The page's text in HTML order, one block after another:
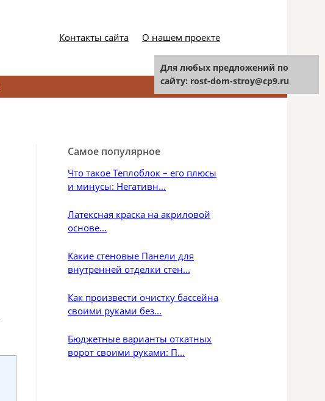
Контакты сайта О нашем проекте
Найти:
Самое популярное
Что такое Теплоблок – его плюсы
и минусы: Негативн...
Латексная краска на акриловой
основе...
Какие стеновые Панели для
внутренней отделки стен...
Как произвести очистку бассейна
своими руками без...
Бюджетные варианты откатных
ворот своими руками: П...
Для любых предложений по
сайту: rost-dom-stroy@cp9.ru